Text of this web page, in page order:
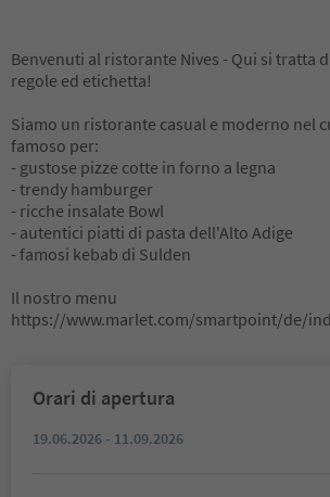
Benvenuti al ristorante Nives - Qui si tratta
regole ed etichetta!
Siamo un ristorante casual e moderno nel
famoso per:
- gustose pizze cotte in forno a legna
- trendy hamburger
- ricche insalate Bowl
- autentici piatti di pasta dell'Alto Adige
- famosi kebab di Sulden
Il nostro menu
https://www.marlet.com/smartpoint/de/
Orari di apertura
19.06.2026 - 11.09.2026